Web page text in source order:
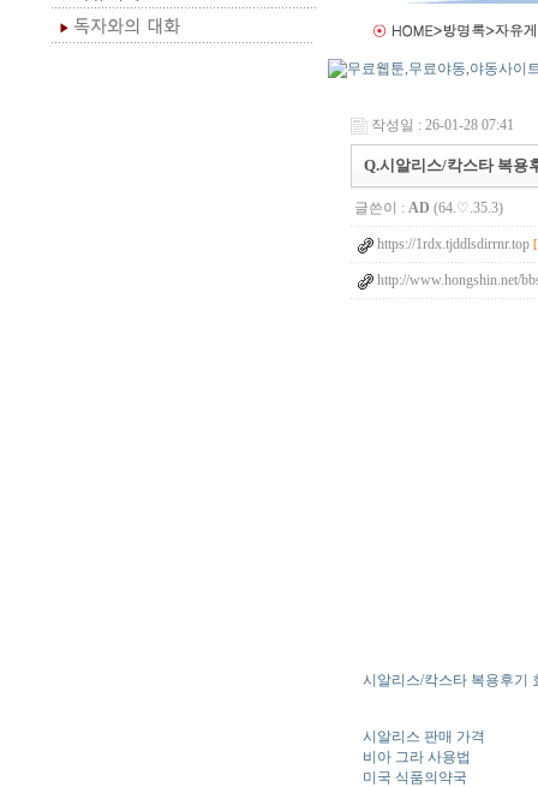
작성일 : 26-01-28 07:41
Q.시알리스/칵스타 복용
글쓴이 : AD (64.♡.35.3)
https://1rdx.tjddlsdirrnr.top
http://www.hongshin.net/
시알리스/칵스타 복용후기
시알리스 판매 가격
비아 그라 사용법
미국 식품의약국